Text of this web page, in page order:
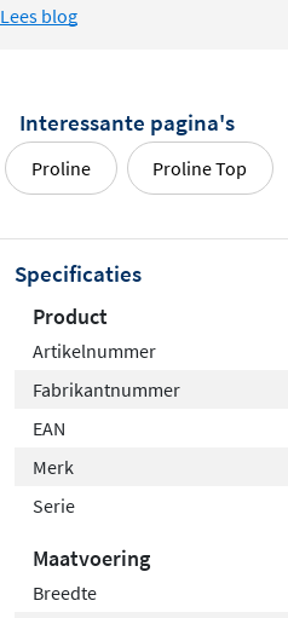
Lees blog
Interessante pagina's
Proline Proline Top
Specificaties
Product
Artikelnummer
Fabrikantnummer
EAN
Merk
Serie
Maatvoering
Breedte